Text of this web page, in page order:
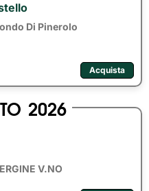
Di Pinerolo
Acquista
2026
V.NO